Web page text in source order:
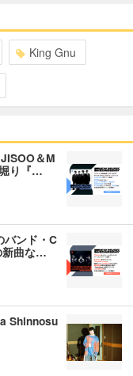
King Gnu
＆M
り『…
ンド・C
新曲な…
Shinnosu